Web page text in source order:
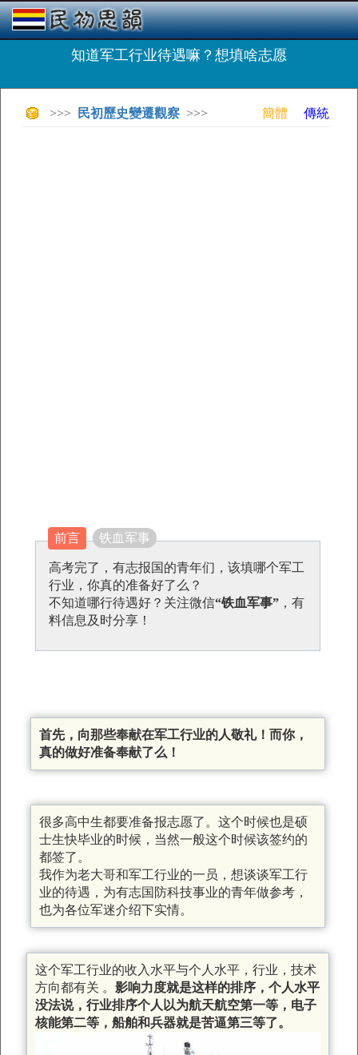
知道军工行业待遇嘛？想填啥志愿
>>> 民初歷史變遷觀察 >>> 簡體 傳統
前言 铁血军事
高考完了，有志报国的青年们，该填哪个军工
行业，你真的准备好了么？
不知道哪行待遇好？关注微信“铁血军事” ，有
料信息及时分享！
首先，向那些奉献在军工行业的人敬礼！而你，
真的做好准备奉献了么！
很多高中生都要准备报志愿了。这个时候也是硕
士生快毕业的时候，当然一般这个时候该签约的
都签了。
我作为老大哥和军工行业的一员，想谈谈军工行
业的待遇，为有志国防科技事业的青年做参考，
也为各位军迷介绍下实情。
这个军工行业的收入水平与个人水平，行业，技术
方向都有关 。 影响力度就是这样的排序，个人水平
没法说，行业排序个人以为航天航空第一等，电子
核能第二等，船舶和兵器就是苦逼第三等了。